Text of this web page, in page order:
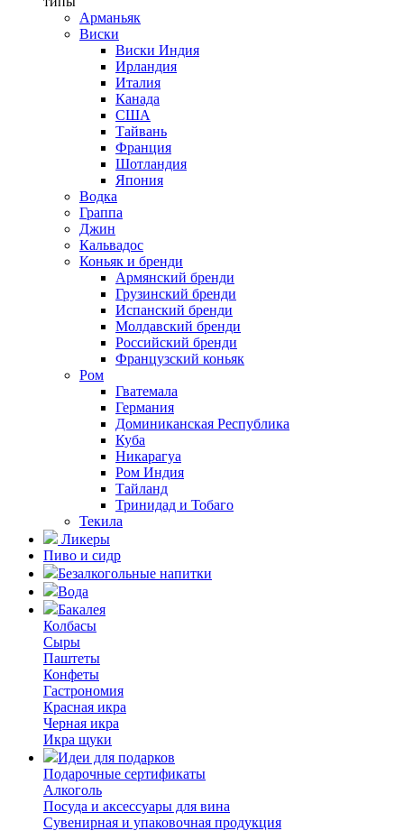
Арманьяк
Виски
Виски Индия
Ирландия
Италия
Канада
США
Тайвань
Франция
Шотландия
Япония
Водка
Граппа
Джин
Кальвадос
Коньяк и бренди
Армянский бренди
Грузинский бренди
Испанский бренди
Молдавский бренди
Российский бренди
Французский коньяк
Ром
Гватемала
Германия
Доминиканская Республика
Куба
Никарагуа
Ром Индия
Тайланд
Тринидад и Тобаго
Текила
Ликеры
Пиво и сидр
Безалкогольные напитки
Вода
Бакалея
Колбасы
Сыры
Паштеты
Конфеты
Гастрономия
Красная икра
Черная икра
Икра щуки
Идеи для подарков
Подарочные сертификаты
Алкоголь
Посуда и аксессуары для вина
Сувенирная и упаковочная продукция